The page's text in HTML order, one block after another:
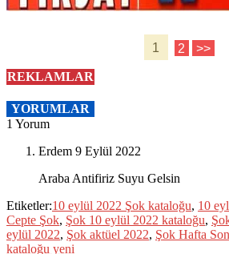
1 2 >>
REKLAMLAR
YORUMLAR
1 Yorum
Erdem 9 Eylül 2022
Araba Antifiriz Suyu Gelsin
Etiketler:10 eylül 2022 Şok kataloğu, 10
Cepte Şok, Şok 10 eylül 2022 kataloğu,
eylül 2022, Şok aktüel 2022, Şok Hafta
kataloğu yeni